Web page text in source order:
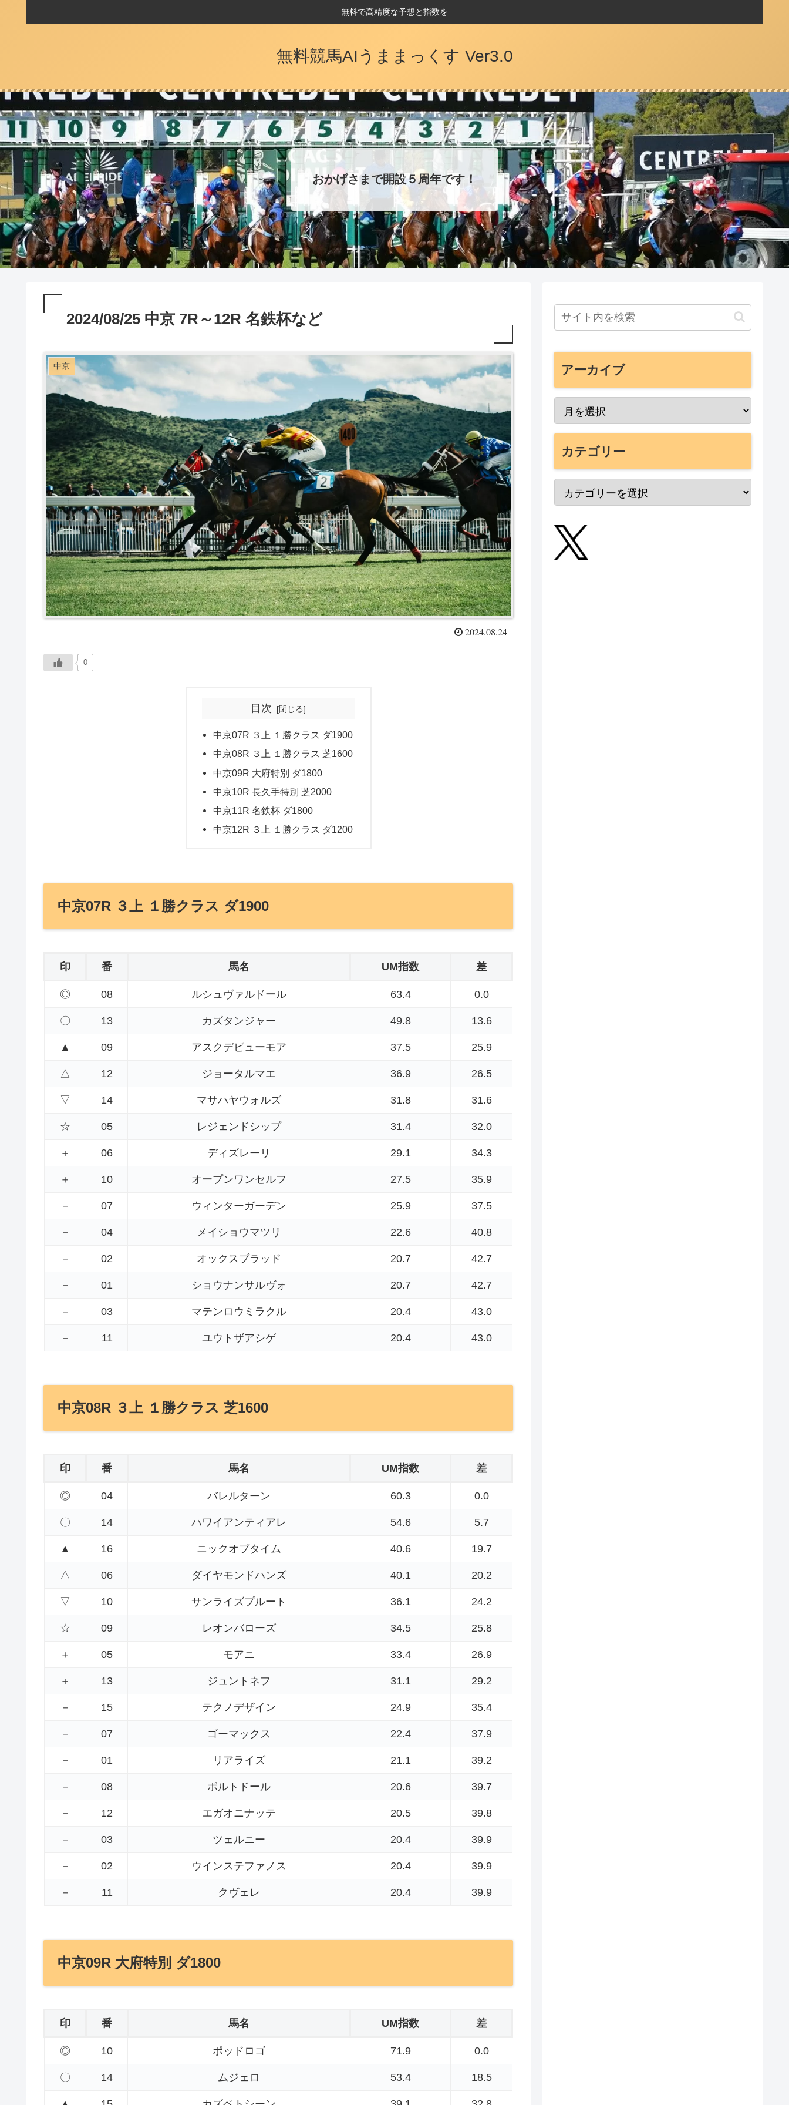
無料で高精度な予想と指数を
無料競馬AIうままっくす Ver3.0
おかげさまで開設５周年です！
2024/08/25 中京 7R～12R 名鉄杯など
中京
2024.08.24
0
目次
中京07R ３上 １勝クラス ダ1900
中京08R ３上 １勝クラス 芝1600
中京09R 大府特別 ダ1800
中京10R 長久手特別 芝2000
中京11R 名鉄杯 ダ1800
中京12R ３上 １勝クラス ダ1200
中京07R ３上 １勝クラス ダ1900
印 番 馬名 UM指数 差
◎ 08 ルシュヴァルドール 63.4 0.0
〇 13 カズタンジャー 49.8 13.6
▲ 09 アスクデビューモア 37.5 25.9
△ 12 ジョータルマエ 36.9 26.5
▽ 14 マサハヤウォルズ 31.8 31.6
☆ 05 レジェンドシップ 31.4 32.0
＋ 06 ディズレーリ 29.1 34.3
＋ 10 オープンワンセルフ 27.5 35.9
－ 07 ウィンターガーデン 25.9 37.5
－ 04 メイショウマツリ 22.6 40.8
－ 02 オックスブラッド 20.7 42.7
－ 01 ショウナンサルヴォ 20.7 42.7
－ 03 マテンロウミラクル 20.4 43.0
－ 11 ユウトザアシゲ 20.4 43.0
中京08R ３上 １勝クラス 芝1600
印 番 馬名 UM指数 差
◎ 04 バレルターン 60.3 0.0
〇 14 ハワイアンティアレ 54.6 5.7
▲ 16 ニックオブタイム 40.6 19.7
△ 06 ダイヤモンドハンズ 40.1 20.2
▽ 10 サンライズプルート 36.1 24.2
☆ 09 レオンバローズ 34.5 25.8
＋ 05 モアニ 33.4 26.9
＋ 13 ジュントネフ 31.1 29.2
－ 15 テクノデザイン 24.9 35.4
－ 07 ゴーマックス 22.4 37.9
－ 01 リアライズ 21.1 39.2
－ 08 ポルトドール 20.6 39.7
－ 12 エガオニナッテ 20.5 39.8
－ 03 ツェルニー 20.4 39.9
－ 02 ウインステファノス 20.4 39.9
－ 11 クヴェレ 20.4 39.9
中京09R 大府特別 ダ1800
印 番 馬名 UM指数 差
◎ 10 ポッドロゴ 71.9 0.0
〇 14 ムジェロ 53.4 18.5
アーカイブ
カテゴリー